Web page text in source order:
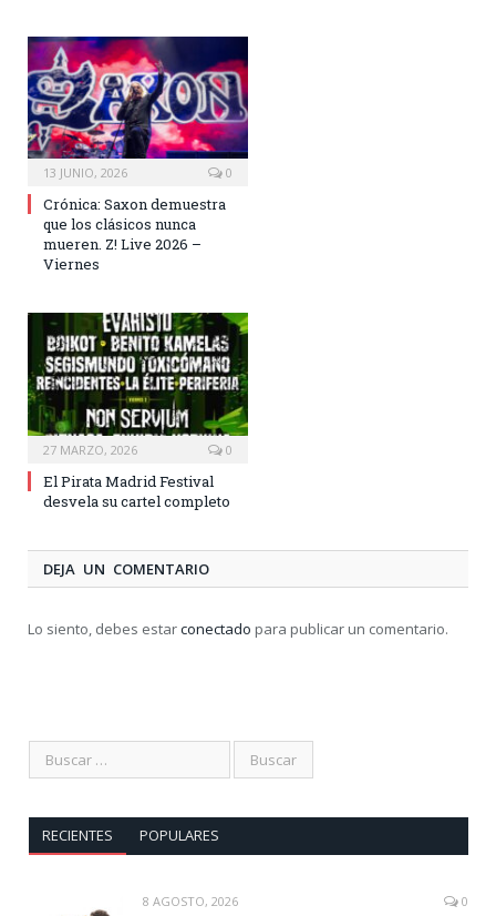
13 JUNIO, 2026 0
Crónica: Saxon demuestra
que los clásicos nunca
mueren. Z! Live 2026 –
Viernes
27 MARZO, 2026 0
El Pirata Madrid Festival
desvela su cartel completo
DEJA UN COMENTARIO
Lo siento, debes estarconectado para publicar un comentario.
RECIENTES POPULARES
8 AGOSTO, 2026 0